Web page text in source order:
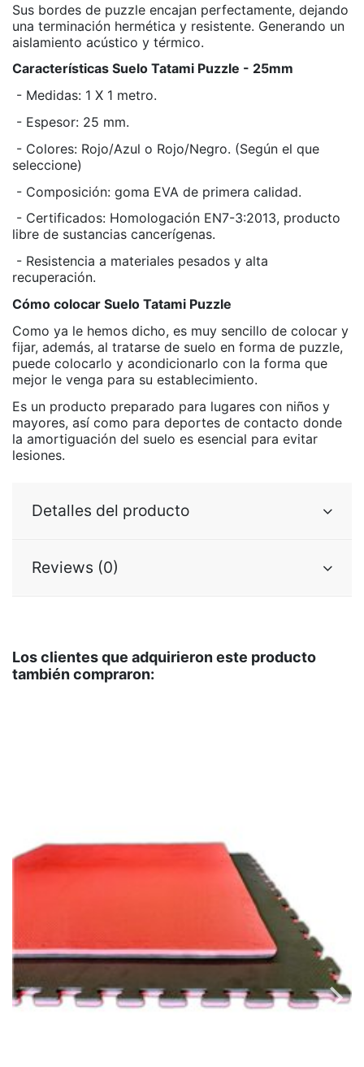
Sus bordes de puzzle encajan perfectamente, dejando
una terminación hermética y resistente. Generando un
aislamiento acústico y térmico.
Características Suelo Tatami Puzzle - 25mm
- Medidas: 1 X 1 metro.
- Espesor: 25 mm.
- Colores: Rojo/Azul o Rojo/Negro. (Según el que
seleccione)
- Composición: goma EVA de primera calidad.
- Certificados: Homologación EN7-3:2013, producto
libre de sustancias cancerígenas.
- Resistencia a materiales pesados y alta
recuperación.
Cómo colocar Suelo Tatami Puzzle
Como ya le hemos dicho, es muy sencillo de colocar y
fijar, además, al tratarse de suelo en forma de puzzle,
puede colocarlo y acondicionarlo con la forma que
mejor le venga para su establecimiento.
Es un producto preparado para lugares con niños y
mayores, así como para deportes de contacto donde
la amortiguación del suelo es esencial para evitar
lesiones.
Detalles del producto
Reviews (0)
Los clientes que adquirieron este producto
también compraron: